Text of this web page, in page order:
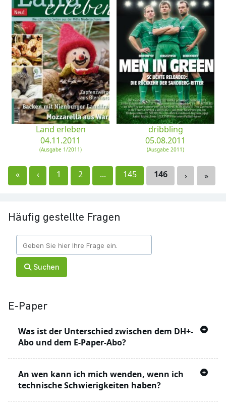
Land erleben
04.11.2011
(Ausgabe 1/2011)
dribbling
05.08.2011
(Ausgabe 2011)
« ‹ 1 2 ... 145 146 › »
Häufig gestellte Fragen
Suchen
E-Paper
Was ist der Unterschied zwischen dem DH+-
Abo und dem E-Paper-Abo?
Mit dem DH+ Angebot können Sie Artikel auf
der Webseite lesen, die mit einem
An wen kann ich mich wenden, wenn ich
technische Schwierigkeiten haben?